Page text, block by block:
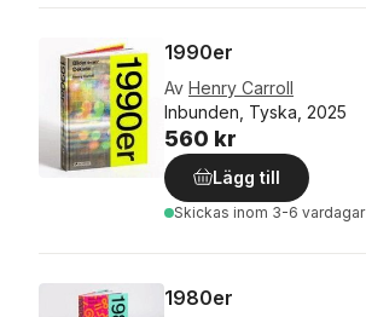
1990er
Av Henry Carroll
Inbunden, Tyska, 2025
560 kr
Lägg till
Skickas inom 3-6 vardagar
1980er